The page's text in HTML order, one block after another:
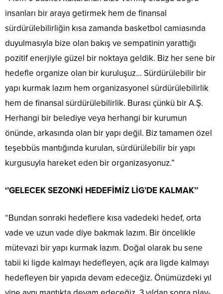
insanları bir araya getirmek hem de finansal
sürdürülebilirliğin kısa zamanda basketbol camiasında
duyulmasıyla bize olan bakış ve sempatinin yarattığı
pozitif enerjiyle güzel bir noktaya geldik. Biz her sene bir
hedefle organize olan bir kuruluşuz… Sürdürülebilir bir
yapı kurmak lazım hem organizasyonel sürdürülebilirlik
hem de finansal sürdürülebilirlik. Burası çünkü bir A.Ş.
Herhangi bir belediye veya herhangi bir kurumun
önünde, arkasında olan bir yapı değil. Biz tamamen özel
teşebbüs mantığında kurulan, sürdürülebilir bir yapı
kurgusuyla hareket eden bir organizasyonuz.”
‘’GELECEK SEZONKİ HEDEFİMİZ LİG’DE KALMAK’’
“Bundan sonraki hedeflere kısa vadedeki hedef, orta
vade ve uzun vade diye bakmak lazım. Bir öncelikle
mütevazi bir yapı kurmak lazım. Doğal olarak bu sene
tabii ki ligde kalmayı hedefleyen, açık ara ligde kalmayı
hedefleyen bir yapıda devam edeceğiz. Önümüzdeki yıl